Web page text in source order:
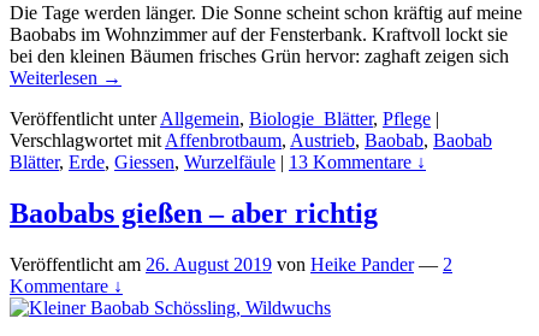
Die Tage werden länger. Die Sonne scheint schon kräftig auf meine
Baobabs im Wohnzimmer auf der Fensterbank. Kraftvoll lockt sie
bei den kleinen Bäumen frisches Grün hervor: zaghaft zeigen sich
Weiterlesen →
Veröffentlicht unter Allgemein, Biologie_Blätter, Pflege |
Verschlagwortet mit Affenbrotbaum, Austrieb, Baobab, Baobab
Blätter, Erde, Giessen, Wurzelfäule | 13 Kommentare ↓
Baobabs gießen – aber richtig
Veröffentlicht am 26. August 2019 von Heike Pander — 2
Kommentare ↓